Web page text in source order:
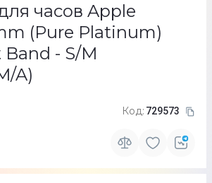
часов Apple
(Pure Platinum)
- S/M
A)
Код: 729573